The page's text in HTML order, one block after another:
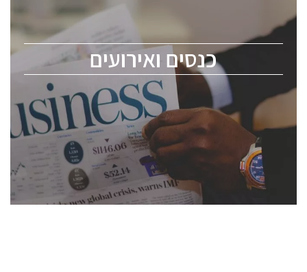
כנסים ואירועים
לכל העוסקים בתעשיית הסמיקונדקטור כולל מהנדסים,
ChipEx2026 will be held on May 12-13, 2026. The
conference is intended for everyone involved in the
semiconductor industry, including engineers,
professional experts, and senior executives.
לחץ לפרטים